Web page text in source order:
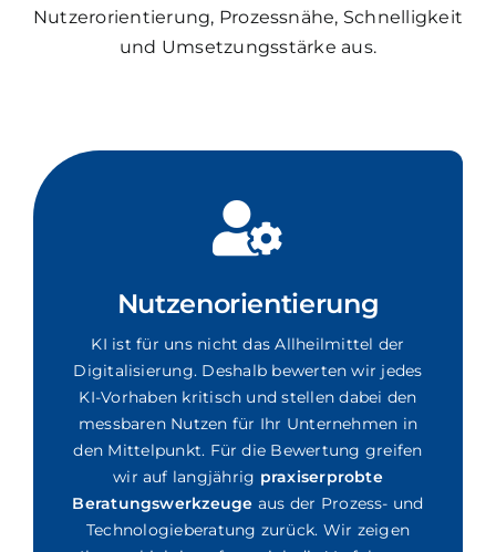
Nutzerorientierung, Prozessnähe, Schnelligkeit
und Umsetzungsstärke aus.
Nutzenorientierung
KI ist für uns nicht das Allheilmittel der
Digitalisierung. Deshalb bewerten wir jedes
KI-Vorhaben kritisch und stellen dabei den
messbaren Nutzen für Ihr Unternehmen in
den Mittelpunkt. Für die Bewertung greifen
wir auf langjährig praxiserprobte
Beratungswerkzeuge aus der Prozess- und
Technologieberatung zurück. Wir zeigen